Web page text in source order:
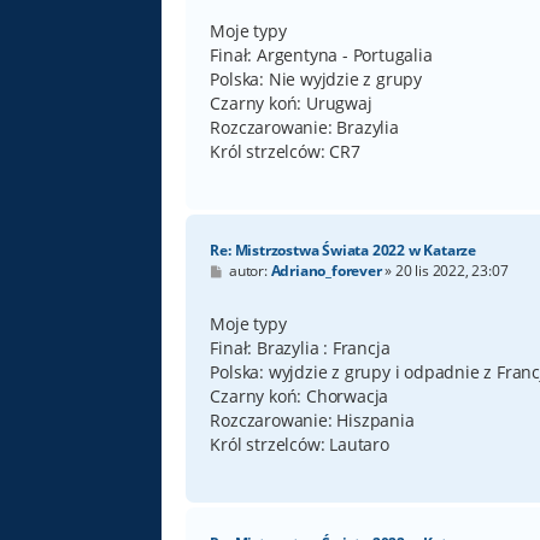
t
Moje typy
Finał: Argentyna - Portugalia
Polska: Nie wyjdzie z grupy
Czarny koń: Urugwaj
Rozczarowanie: Brazylia
Król strzelców: CR7
Re: Mistrzostwa Świata 2022 w Katarze
P
t
autor:Adriano_forever»20 lis 2022, 23:07
Moje typy
Finał: Brazylia : Francja
Polska: wyjdzie z grupy i odpadnie z
Czarny koń: Chorwacja
Rozczarowanie: Hiszpania
Król strzelców: Lautaro